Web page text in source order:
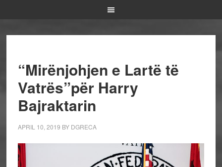
“Mirënjohjen e Lartë të
Vatrës”për Harry
Bajraktarin
APRIL 10, 2019 BY DGRECA